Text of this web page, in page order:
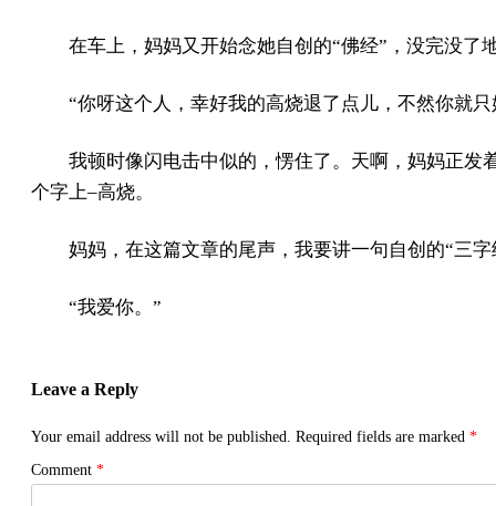
在车上，妈妈又开始念她自创的“佛经”，没完没了
“你呀这个人，幸好我的高烧退了点儿，不然你就
我顿时像闪电击中似的，愣住了。天啊，妈妈正发
个字上–高烧。
妈妈，在这篇文章的尾声，我要讲一句自创的“三字
“我爱你。”
Leave a Reply
Your email address will not be published. Required fields are marked *
Comment *